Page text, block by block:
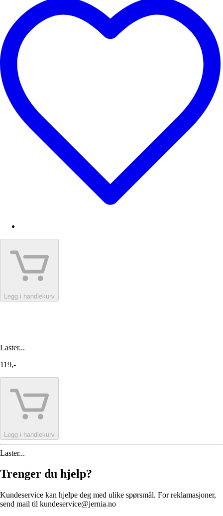
Legg i handlekurv
Laster...
119,-
Legg i handlekurv
Laster...
Trenger du hjelp?
Kundeservice kan hjelpe deg med ulike spørsmål. For reklamasjoner,
send mail til kundeservice@jernia.no